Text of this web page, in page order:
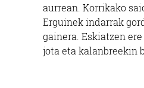
aurrean. Korrikako
Erguinek indarrak
gainera. Eskiatzen
jota eta kalanbreekin